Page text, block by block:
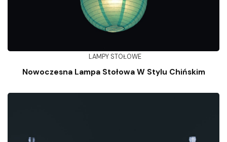
LAMPY STOŁOWE
Nowoczesna Lampa Stołowa W Stylu Chińskim